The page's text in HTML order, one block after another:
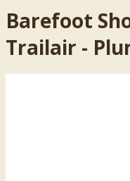
Barefoot
Trailair -